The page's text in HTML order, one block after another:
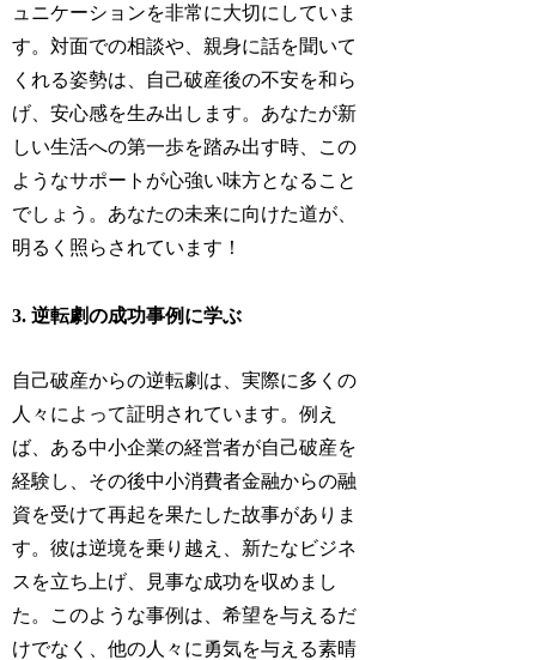
ュニケーションを非常に大切にしていま
す。対面での相談や、親身に話を聞いて
くれる姿勢は、自己破産後の不安を和ら
げ、安心感を生み出します。あなたが新
しい生活への第一歩を踏み出す時、この
ようなサポートが心強い味方となること
でしょう。あなたの未来に向けた道が、
明るく照らされています！
3. 逆転劇の成功事例に学ぶ
自己破産からの逆転劇は、実際に多くの
人々によって証明されています。例え
ば、ある中小企業の経営者が自己破産を
経験し、その後中小消費者金融からの融
資を受けて再起を果たした故事がありま
す。彼は逆境を乗り越え、新たなビジネ
スを立ち上げ、見事な成功を収めまし
た。このような事例は、希望を与えるだ
けでなく、他の人々に勇気を与える素晴